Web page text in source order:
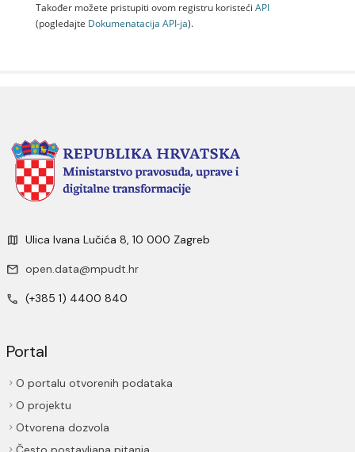
Također možete pristupiti ovom registru koristeći API
(pogledajte Dokumenаtаcijа API-jа).